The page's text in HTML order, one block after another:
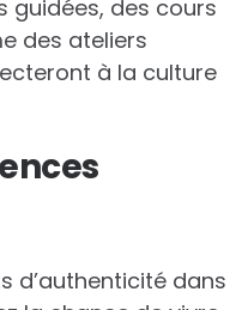
guidées, des cours
des ateliers
à la culture
d’authenticité dans